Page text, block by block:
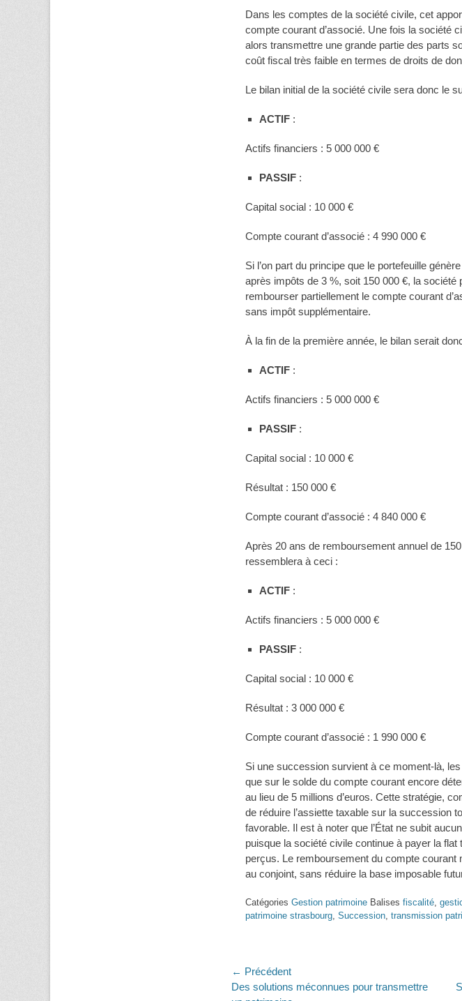
Dans les comptes de la société civile, cet
compte courant d’associé. Une fois la société
alors transmettre une grande partie des parts
coût fiscal très faible en termes de droits de
Le bilan initial de la société civile sera donc le
ACTIF :
Actifs financiers : 5 000 000 €
PASSIF :
Capital social : 10 000 €
Compte courant d’associé : 4 990 000 €
Si l’on part du principe que le portefeuille
après impôts de 3 %, soit 150 000 €, la société
rembourser partiellement le compte courant
sans impôt supplémentaire.
À la fin de la première année, le bilan serait
ACTIF :
Actifs financiers : 5 000 000 €
PASSIF :
Capital social : 10 000 €
Résultat : 150 000 €
Compte courant d’associé : 4 840 000 €
Après 20 ans de remboursement annuel de
ressemblera à ceci :
ACTIF :
Actifs financiers : 5 000 000 €
PASSIF :
Capital social : 10 000 €
Résultat : 3 000 000 €
Compte courant d’associé : 1 990 000 €
Si une succession survient à ce moment-là,
que sur le solde du compte courant encore
au lieu de 5 millions d’euros. Cette stratégie,
de réduire l’assiette taxable sur la succession
favorable. Il est à noter que l’État ne subit
puisque la société civile continue à payer la
perçus. Le remboursement du compte courant
au conjoint, sans réduire la base imposable
Catégories Gestion patrimoine Balises fiscalité
patrimoine strasbourg Succession transmission
Navigation
← Précédent
Article
Des solutions méconnues pour transmettre
Article